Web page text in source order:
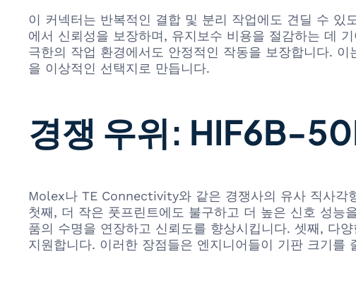
이 커넥터는 반복적인 결합 및 분리 작업에도 견딜 수 있
에서 신뢰성을 보장하며, 유지보수 비용을 절감하는 데
극한의 작업 환경에서도 안정적인 작동을 보장합니다.
을 이상적인 선택지로 만듭니다.
경쟁 우위: HIF6B-
Molex나 TE Connectivity와 같은 경쟁사의 유사 직사각
첫째, 더 작은 풋프린트에도 불구하고 더 높은 신호 성능
품의 수명을 연장하고 신뢰도를 향상시킵니다. 셋째, 다
지원합니다. 이러한 장점들은 엔지니어들이 기판 크기